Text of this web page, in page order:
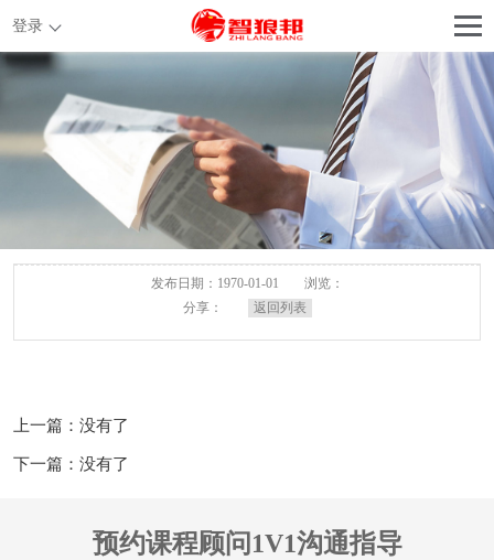
登录
发布日期：1970-01-01
浏览：
分享：
返回列表
上一篇：没有了
下一篇：没有了
预约课程顾问1V1沟通指导